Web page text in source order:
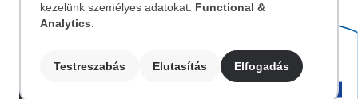
Image
Személyes
adatok
kezelünk személyes adatokat: Functional &
Analytics
Testreszabás Elutasítás Elfogadás